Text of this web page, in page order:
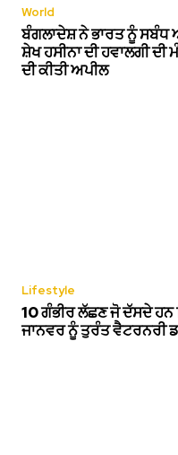
World
ਬੰਗਲਾਦੇਸ਼ ਨੇ ਭਾਰਤ ਨੂੰ
ਸ਼ੇਖ ਹਸੀਨਾ ਦੀ ਹਵਾਲਗੀ ਦੀ
ਦੀ ਕੀਤੀ ਅਪੀਲ
Lifestyle
10 ਗੰਭੀਰ ਲੱਛਣ ਜੋ ਦੱਸਦੇ ਹਨ
ਜਾਨਵਰ ਨੂੰ ਤੁਰੰਤ ਵੈਟਰਨਰੀ